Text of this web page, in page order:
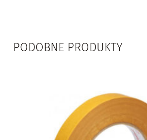
PODOBNE PRODUKTY